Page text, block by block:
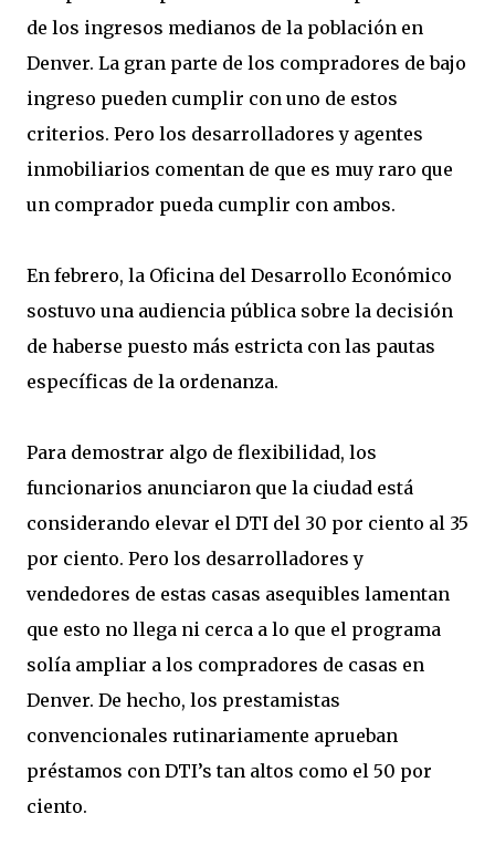
de los ingresos medianos de la población en
Denver. La gran parte de los compradores de bajo
ingreso pueden cumplir con uno de estos
criterios. Pero los desarrolladores y agentes
inmobiliarios comentan de que es muy raro que
un comprador pueda cumplir con ambos.
En febrero, la Oficina del Desarrollo Económico
sostuvo una audiencia pública sobre la decisión
de haberse puesto más estricta con las pautas
específicas de la ordenanza.
Para demostrar algo de flexibilidad, los
funcionarios anunciaron que la ciudad está
considerando elevar el DTI del 30 por ciento al 35
por ciento. Pero los desarrolladores y
vendedores de estas casas asequibles lamentan
que esto no llega ni cerca a lo que el programa
solía ampliar a los compradores de casas en
Denver. De hecho, los prestamistas
convencionales rutinariamente aprueban
préstamos con DTI’s tan altos como el 50 por
ciento.